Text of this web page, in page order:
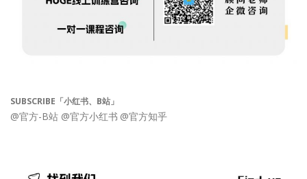
SUBSCRIBE「小红书、B站」
@官方-B站 @官方小红书 @官方知乎